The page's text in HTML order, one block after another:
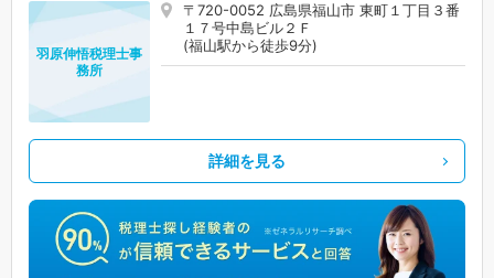
〒720-0052 広島県福山市 東町１丁目３番
１７号中島ビル２Ｆ
(福山駅から徒歩9分)
羽原伸悟税理士事
務所
詳細を見る